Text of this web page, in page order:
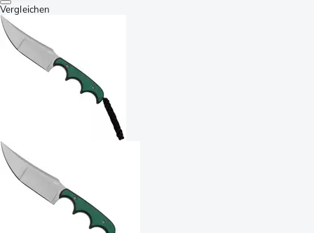
Vergleichen